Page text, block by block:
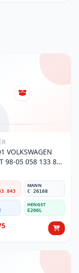
VOLKSWAGEN
98-05 058 133 843
843
MANN
C 26168
HENGST
E206L